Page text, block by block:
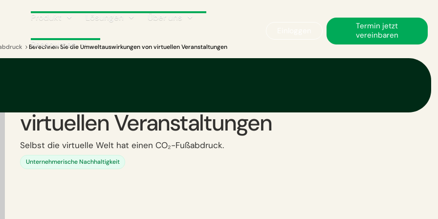
Produkt Lösungen Über uns
Ressourcen
Termin jetzt
vereinbaren
Berechnen Sie die Umweltauswirkungen von virtuellen Veranstaltungen
virtuellen Veranstaltungen
Selbst die virtuelle Welt hat einen CO₂-Fußabdruck.
Unternehmerische Nachhaltigkeit